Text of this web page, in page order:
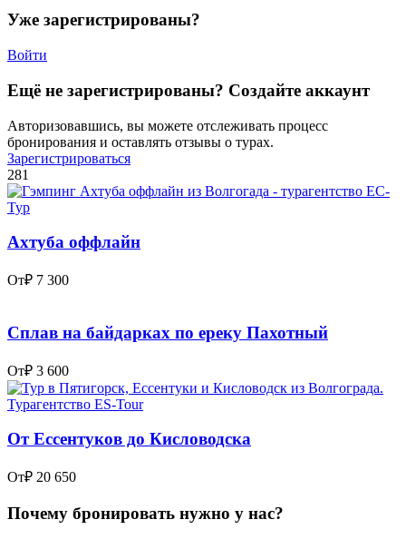
Уже зарегистрированы?
Войти
Ещё не зарегистрированы? Создайте аккаунт
Авторизовавшись, вы можете отслеживать процесс
бронирования и оставлять отзывы о турах.
Зарегистрироваться
281
Ахтуба оффлайн
От₽ 7 300
Сплав на байдарках по ереку Пахотный
От₽ 3 600
От Ессентуков до Кисловодска
От₽ 20 650
Почему бронировать нужно у нас?